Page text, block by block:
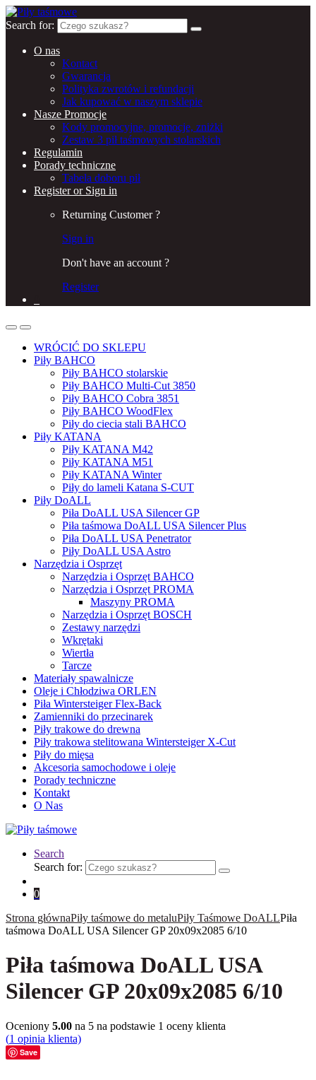
Search for:
O nas
Kontact
Gwarancja
Polityka zwrotów i refundacji
Jak kupować w naszym sklepie
Nasze Promocje
Kody promocyjne, promocje, zniżki
Zestaw 3 pił taśmowych stolarskich
Regulamin
Porady techniczne
Tabela doboru pił
Register or Sign in
Returning Customer ?
Sign in
Don't have an account ?
Register
WRÓCIĆ DO SKLEPU
Piły BAHCO
Piły BAHCO stolarskie
Piły BAHCO Multi-Cut 3850
Piły BAHCO Cobra 3851
Piły BAHCO WoodFlex
Piły do ciecia stali BAHCO
Piły KATANA
Piły KATANA M42
Piły KATANA M51
Piły KATANA Winter
Piły do lameli Katana S-CUT
Piły DoALL
Piła DoALL USA Silencer GP
Piła taśmowa DoALL USA Silencer Plus
Piła DoALL USA Penetrator
Piły DoALL USA Astro
Narzędzia i Osprzęt
Narzędzia i Osprzęt BAHCO
Narzędzia i Osprzęt PROMA
Maszyny PROMA
Narzędzia i Osprzęt BOSCH
Zestawy narzędzi
Wkrętaki
Wiertła
Tarcze
Materiały spawalnicze
Oleje i Chłodziwa ORLEN
Piła Wintersteiger Flex-Back
Zamienniki do przecinarek
Piły trakowe do drewna
Piły trakowa stelitowana Wintersteiger X-Cut
Piły do mięsa
Akcesoria samochodowe i oleje
Porady techniczne
Kontakt
O Nas
Search
Search for:
0
Strona głównaPiły taśmowe do metaluPiły Taśmowe DoALLPiła
taśmowa DoALL USA Silencer GP 20x09x2085 6/10
Piła taśmowa DoALL USA
Silencer GP 20x09x2085 6/10
Oceniony 5.00 na 5 na podstawie 1 oceny klienta
(1 opinia klienta)
Save